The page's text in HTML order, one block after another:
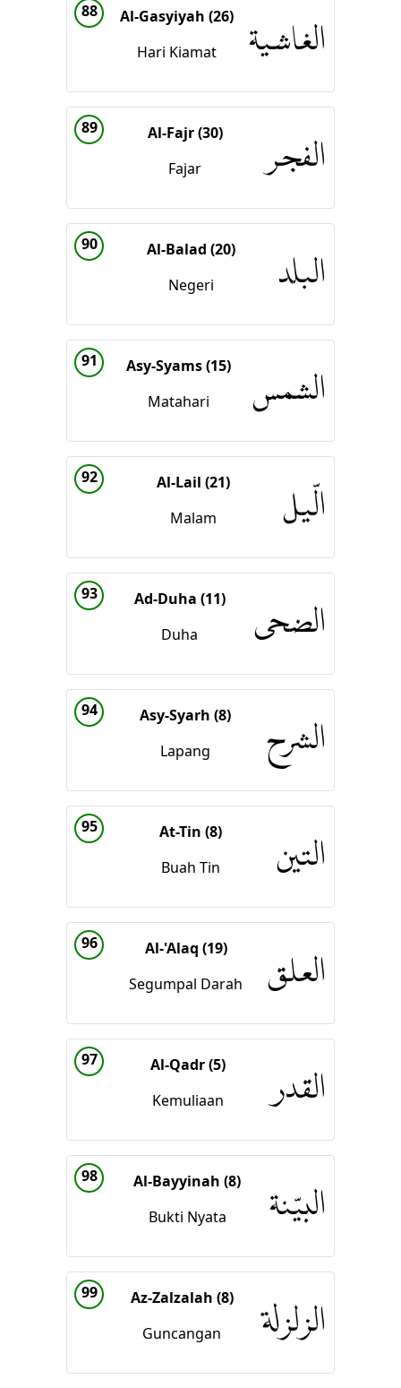
88
Al-Gasyiyah (26)
Hari Kiamat
الغاشية
89
Al-Fajr (30)
Fajar
الفجر
90
Al-Balad (20)
Negeri
البلد
91
Asy-Syams (15)
Matahari
الشمس
92
Al-Lail (21)
Malam
الّيل
93
Ad-Duha (11)
Duha
الضحى
94
Asy-Syarh (8)
Lapang
الشرح
95
At-Tin (8)
Buah Tin
التين
96
Al-'Alaq (19)
Segumpal Darah
العلق
97
Al-Qadr (5)
Kemuliaan
القدر
98
Al-Bayyinah (8)
Bukti Nyata
البيّنة
99
Az-Zalzalah (8)
Guncangan
الزلزلة